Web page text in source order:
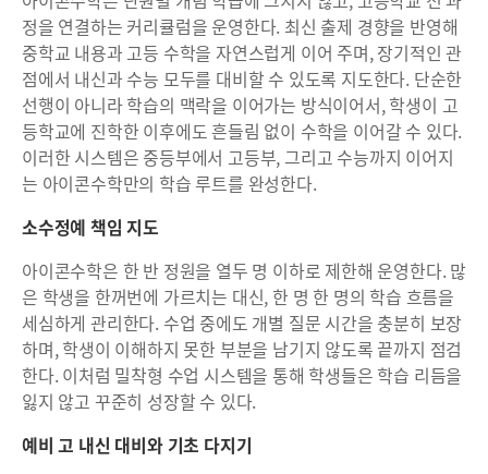
정을 연결하는 커리큘럼을 운영한다. 최신 출제 경향을 반영해
중학교 내용과 고등 수학을 자연스럽게 이어 주며, 장기적인 관
점에서 내신과 수능 모두를 대비할 수 있도록 지도한다. 단순한
선행이 아니라 학습의 맥락을 이어가는 방식이어서, 학생이 고
등학교에 진학한 이후에도 흔들림 없이 수학을 이어갈 수 있다.
이러한 시스템은 중등부에서 고등부, 그리고 수능까지 이어지
는 아이콘수학만의 학습 루트를 완성한다.
소수정예 책임 지도
아이콘수학은 한 반 정원을 열두 명 이하로 제한해 운영한다. 많
은 학생을 한꺼번에 가르치는 대신, 한 명 한 명의 학습 흐름을
세심하게 관리한다. 수업 중에도 개별 질문 시간을 충분히 보장
하며, 학생이 이해하지 못한 부분을 남기지 않도록 끝까지 점검
한다. 이처럼 밀착형 수업 시스템을 통해 학생들은 학습 리듬을
잃지 않고 꾸준히 성장할 수 있다.
예비 고 내신 대비와 기초 다지기